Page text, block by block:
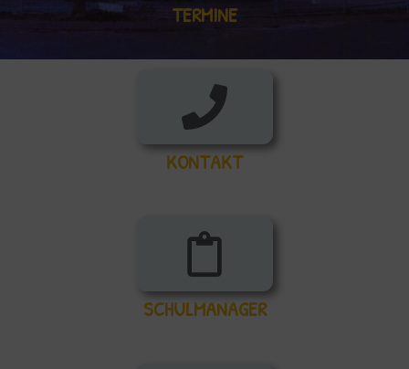
TERMINE
KONTAKT
SCHULMANAGER